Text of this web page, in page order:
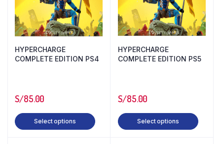
HYPERCHARGE
COMPLETE EDITION PS4
S/85.00
Select options
HYPERCHARGE
COMPLETE EDITION PS5
S/85.00
Select options